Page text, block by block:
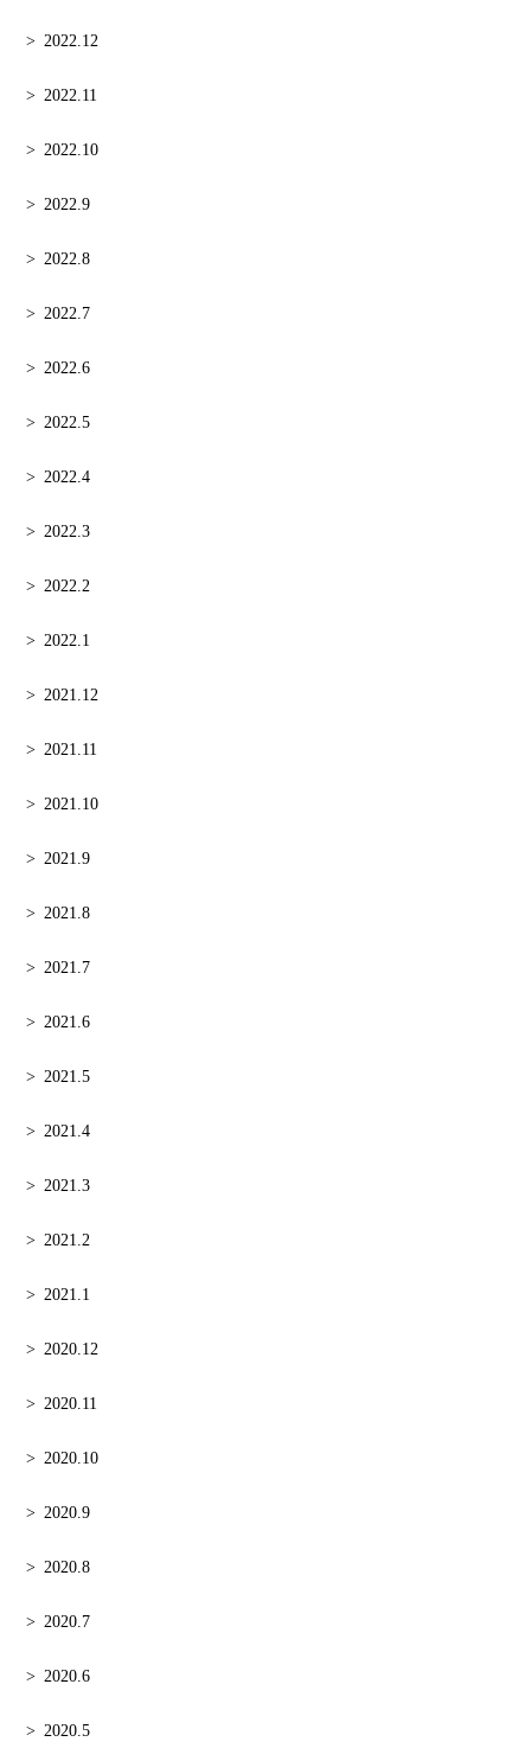
2022.12
2022.11
2022.10
2022.9
2022.8
2022.7
2022.6
2022.5
2022.4
2022.3
2022.2
2022.1
2021.12
2021.11
2021.10
2021.9
2021.8
2021.7
2021.6
2021.5
2021.4
2021.3
2021.2
2021.1
2020.12
2020.11
2020.10
2020.9
2020.8
2020.7
2020.6
2020.5